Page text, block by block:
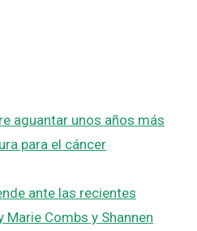
aguantar unos años más
para el cáncer
ante las recientes
Combs y Shannen